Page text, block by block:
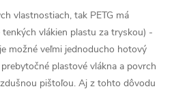
vlastnostiach, tak PETG má
vlákien plastu za tryskou) -
možné veľmi jednoducho hotový
plastové vlákna a povrch
pištoľou. Aj z tohto dôvodu